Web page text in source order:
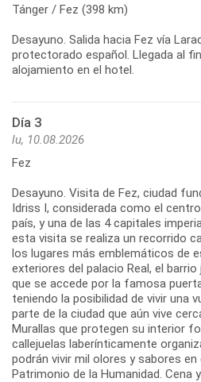
Tánger / Fez (398 km)
Desayuno. Salida hacia Fez vía
protectorado español. Llegada al
alojamiento en el hotel.
Día 3
lu, 10.08.2026
Fez
Desayuno. Visita de Fez, ciudad
Idriss I, considerada como el
país, y una de las 4 capitales
esta visita se realiza un recorrido
los lugares más emblemáticos de
exteriores del palacio Real, el barrio
que se accede por la famosa
teniendo la posibilidad de vivir una
parte de la ciudad que aún vive
Murallas que protegen su interior
callejuelas laberínticamente
podrán vivir mil olores y sabores
Patrimonio de la Humanidad. Cena